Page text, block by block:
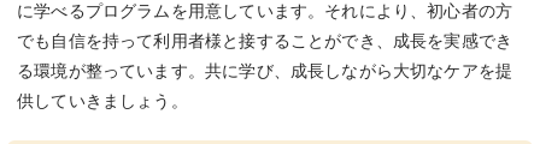
に学べるプログラムを用意しています。それにより、初心者の方
でも自信を持って利用者様と接することができ、成長を実感でき
る環境が整っています。共に学び、成長しながら大切なケアを提
供していきましょう。